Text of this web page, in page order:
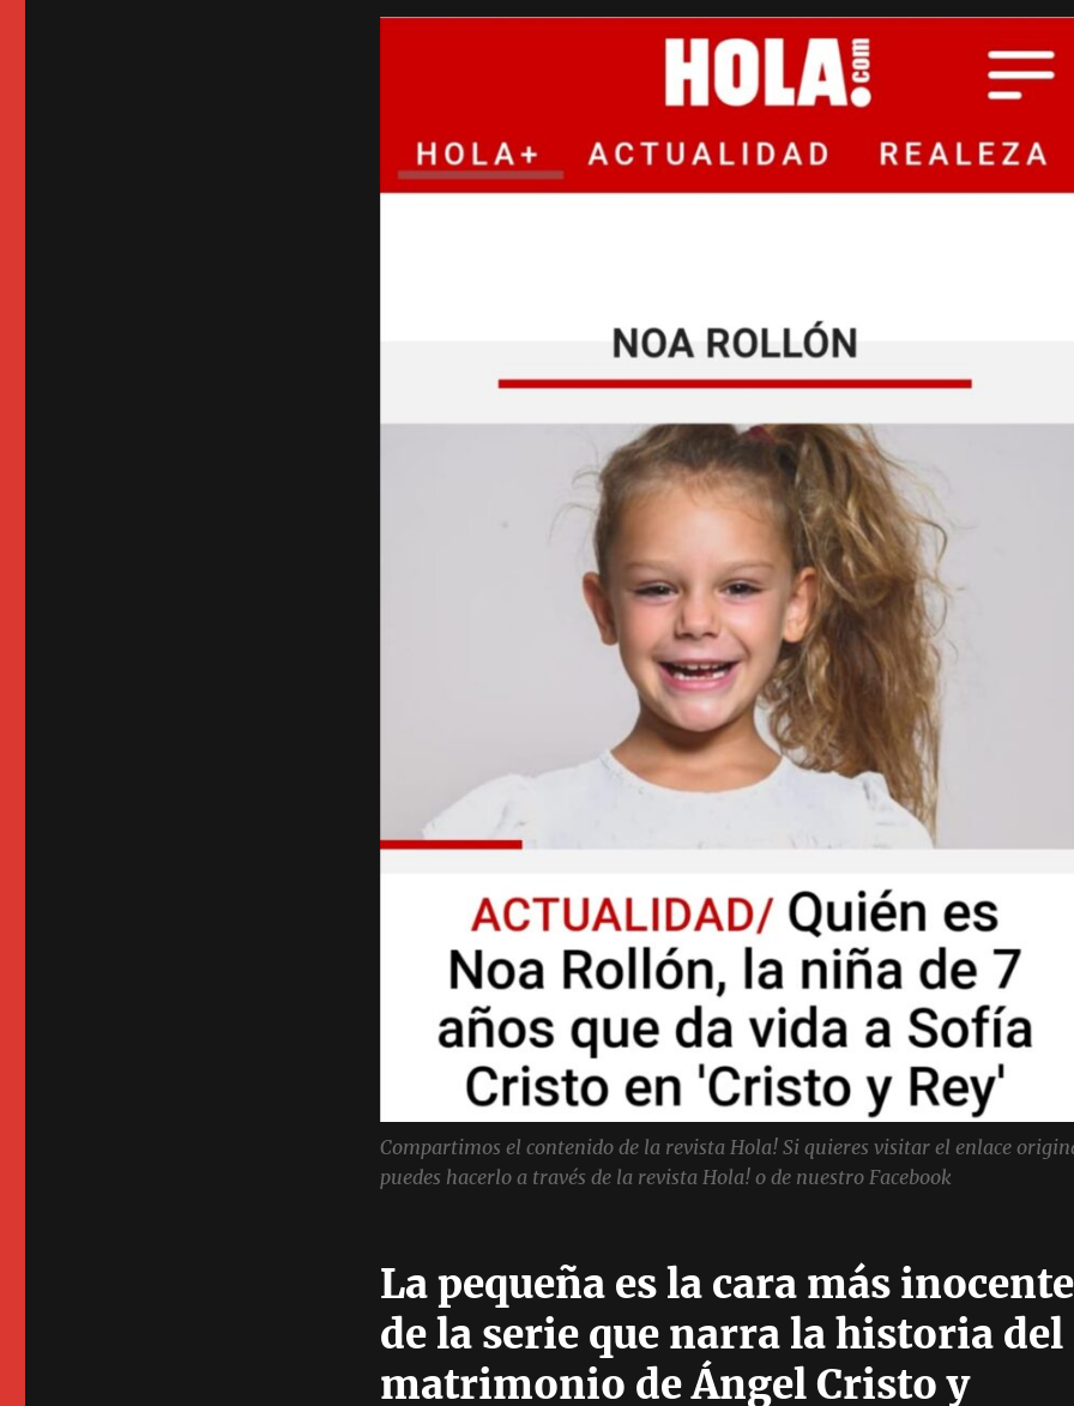
Compartimos el contenido de la revista Hola! Si quieres visitar el enlace
puedes hacerlo a través de la revista Hola! o de nuestro Facebook
La pequeña es la cara más inocente
de la serie que narra la historia del
matrimonio de Ángel Cristo y